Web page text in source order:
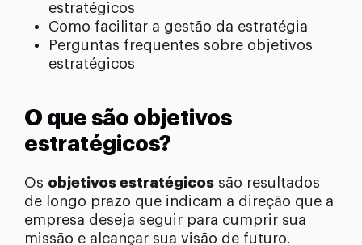
estratégicos
Como facilitar a gestão da estratégia
Perguntas frequentes sobre objetivos
estratégicos
O que são objetivos
estratégicos?
Os objetivos estratégicos são resultados
de longo prazo que indicam a direção que a
empresa deseja seguir para cumprir sua
missão e alcançar sua visão de futuro.